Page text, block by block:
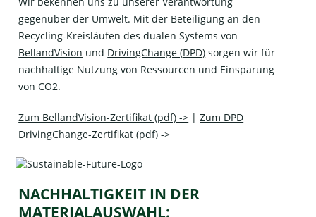
gegenüber der Umwelt. Mit der Beteiligung an den
Recycling-Kreisläufen des dualen Systems von
BellandVision und DrivingChange (DPD) sorgen wir für
nachhaltige Nutzung von Ressourcen und Einsparung
von CO2.
Zum BellandVision-Zertifikat (pdf) -> |Zum DPD
DrivingChange-Zertifikat (pdf) ->
NACHHALTIGKEIT IN DER
MATERIALAUSWAHL: